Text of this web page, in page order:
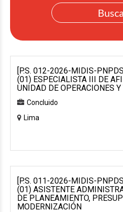
[P.S. 012-2026-MIDIS-
(01) ESPECIALISTA III DE
UNIDAD DE OPERACIONES
Concluido
Lima
[P.S. 011-2026-MIDIS-
(01) ASISTENTE
DE PLANEAMIENTO,
MODERNIZACIÓN